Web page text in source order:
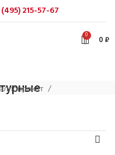
215-57-67
0 0₽